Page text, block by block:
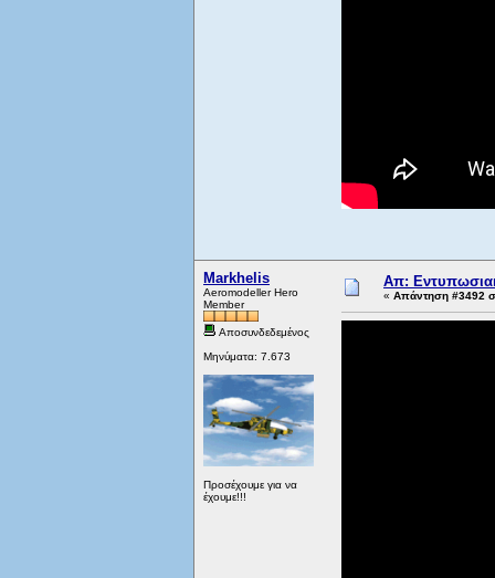
Markhelis
Aeromodeller Hero
Member
Αποσυνδεδεμένος
Μηνύματα: 7.673
Προσέχουμε για να
έχουμε!!!
Απ:
« Απάντηση #3492